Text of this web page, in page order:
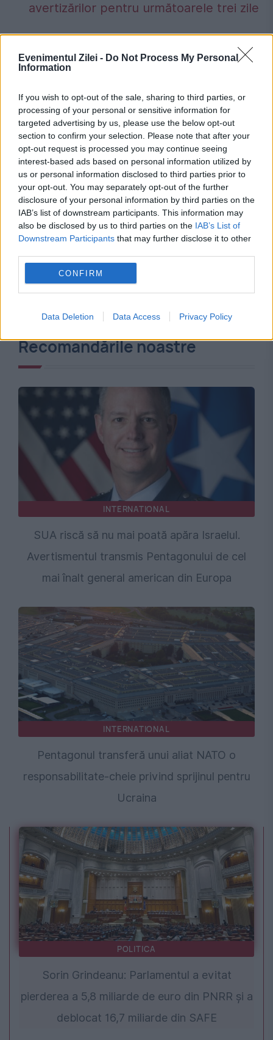
Evenimentul Zilei - Do Not Process My Personal
Information
If you wish to opt-out of the sale, sharing to third parties, or
processing of your personal or sensitive information for
targeted advertising by us, please use the below opt-out
section to confirm your selection. Please note that after your
opt-out request is processed you may continue seeing
interest-based ads based on personal information utilized by
us or personal information disclosed to third parties prior to
your opt-out. You may separately opt-out of the further
disclosure of your personal information by third parties on the
IAB’s list of downstream participants. This information may
also be disclosed by us to third parties on the IAB’s List of
Downstream Participants that may further disclose it to other
CONFIRM
Data Deletion Data Access Privacy Policy
avertizărilor pentru următoarele trei zile
militar pentagon
Recomandările noastre
INTERNATIONAL
SUA riscă să nu mai poată apăra Israelul.
Avertismentul transmis Pentagonului de cel
mai înalt general american din Europa
INTERNATIONAL
Pentagonul transferă unui aliat NATO o
responsabilitate-cheie privind sprijinul pentru
Ucraina
POLITICA
Sorin Grindeanu: Parlamentul a evitat
pierderea a 5,8 miliarde de euro din PNRR și a
deblocat 16,7 miliarde din SAFE